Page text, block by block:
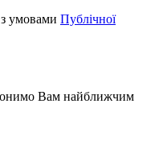
умовами Публічної
Вам найближчим